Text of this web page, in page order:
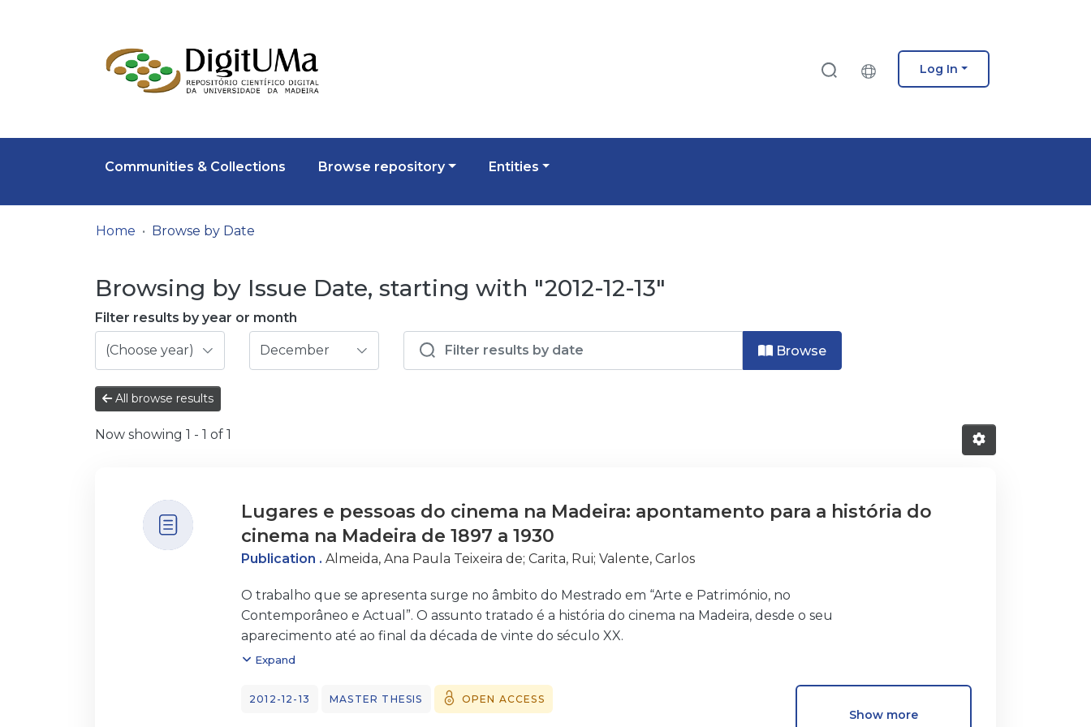
Log In
Communities & Collections Browse repository Entities
Home Browse by Date
Browsing by Issue Date, starting with "2012-12-13"
Filter results by year or month
Browse
All browse results
Now showing 1 - 1 of 1
Lugares e pessoas do cinema na Madeira: apontamento para a história do
cinema na Madeira de 1897 a 1930
Publication . Almeida, Ana Paula Teixeira de; Carita, Rui; Valente, Carlos
O trabalho que se apresenta surge no âmbito do Mestrado em “Arte e Património, no
Contemporâneo e Actual”. O assunto tratado é a história do cinema na Madeira, desde o seu
aparecimento até ao final da década de vinte do século XX.
A principal fonte usada foi a imprensa regional, uma vez que existem poucos estudos sobre o tema. Esta foi
técnicos (envio para microfilmagem, de algumas publicações, em Lisboa), a
análise não foi tão exaustiva quanto o pretendido. Os jornais foram seleccionados de forma aleatória e de acordo
Expand
2012-12-13 MASTER THESIS OPEN ACCESS
Show more